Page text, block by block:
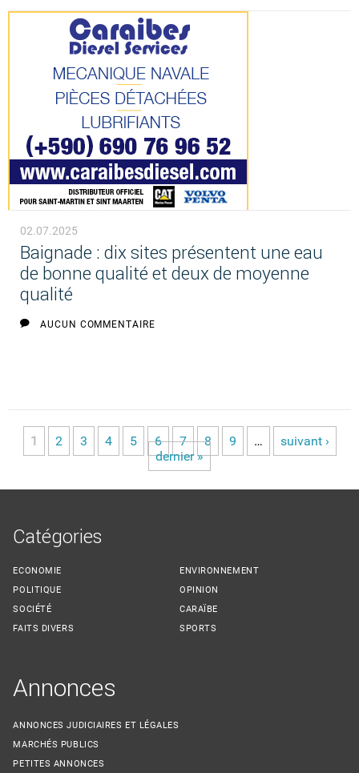
02.07.2025
Baignade : dix sites présentent une eau
de bonne qualité et deux de moyenne
qualité
AUCUN COMMENTAIRE
Pages
1 2 3 4 5 6 7 8 9 …
suivant ›
dernier »
Catégories
ECONOMIE
POLITIQUE
SOCIÉTÉ
FAITS DIVERS
ENVIRONNEMENT
OPINION
CARAÏBE
SPORTS
Annonces
ANNONCES JUDICIAIRES ET LÉGALES
MARCHÉS PUBLICS
PETITES ANNONCES